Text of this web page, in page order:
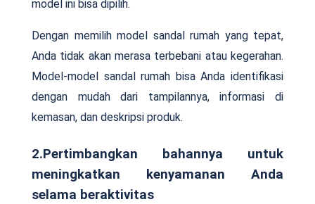
model ini bisa dipilih.
Dengan memilih model sandal rumah yang tepat,
Anda tidak akan merasa terbebani atau kegerahan.
Model-model sandal rumah bisa Anda identifikasi
dengan mudah dari tampilannya, informasi di
kemasan, dan deskripsi produk.
2.Pertimbangkan bahannya untuk
meningkatkan kenyamanan Anda
selama beraktivitas